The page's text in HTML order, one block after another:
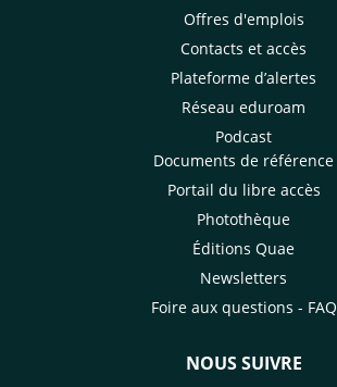
Offres d'emplois
Contacts et accès
Plateforme d’alertes
Réseau eduroam
Podcast
Documents de référence
Portail du libre accès
Photothèque
Éditions Quae
Newsletters
Foire aux questions - FAQ
NOUS SUIVRE